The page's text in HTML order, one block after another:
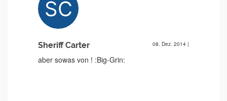
Sheriff Carter 08. Dez. 2014 |
aber sowas von ! :Big-Grin: